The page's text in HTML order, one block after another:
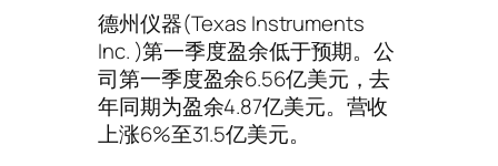
德州仪器(Texas Instruments
Inc. )第一季度盈余低于预期。公
司第一季度盈余6.56亿美元，去
年同期为盈余4.87亿美元。营收
上涨6%至31.5亿美元。